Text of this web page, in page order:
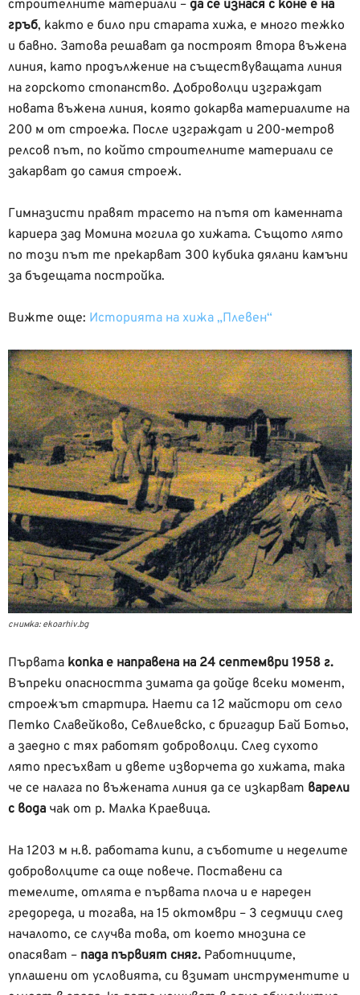
строителните материали – да се изнася с коне е на
гръб, както е било при старата хижа, е много тежко
и бавно. Затова решават да построят втора въжена
линия, като продължение на съществуващата линия
на горското стопанство. Доброволци изграждат
новата въжена линия, която докарва материалите на
200 м от строежа. После изграждат и 200-метров
релсов път, по който строителните материали се
закарват до самия строеж.
Гимназисти правят трасето на пътя от каменната
кариера зад Момина могила до хижата. Същото лято
по този път те прекарват 300 кубика дялани камъни
за бъдещата постройка.
Вижте още: Историята на хижа „Плевен“
снимка: ekoarhiv.bg
Първата копка е направена на 24 септември 1958 г.
Въпреки опасността зимата да дойде всеки момент,
строежът стартира. Наети са 12 майстори от село
Петко Славейково, Севлиевско, с бригадир Бай Ботьо,
а заедно с тях работят доброволци. След сухото
лято пресъхват и двете изворчета до хижата, така
че се налага по въжената линия да се изкарват варели
с вода чак от р. Малка Краевица.
На 1203 м н.в. работата кипи, а съботите и неделите
доброволците са още повече. Поставени са
темелите, отлята е първата плоча и е нареден
гредореда, и тогава, на 15 октомври – 3 седмици след
началото, се случва това, от което мнозина се
опасяват – пада първият сняг. Работниците,
уплашени от условията, си взимат инструментите и